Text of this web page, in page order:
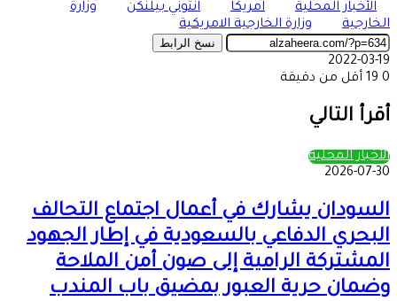
الأخبار المحلية
امريكا انتوني بيلنكن
وزارة
الخارجية
وزارة الخارجية الامريكية
نسخ الرابط
2022-03-19
0
أقل من دقيقة
عبر
البريد
أقرأ التالي
الأخبار المحلية
2026-07-30
السودان يشارك في أعمال اجتماع التحالف
البحري الدفاعي بالسعودية في إطار الجهود
المشتركة الرامية إلى صون أمن الملاحة
وضمان حرية العبور بمضيق باب المندب